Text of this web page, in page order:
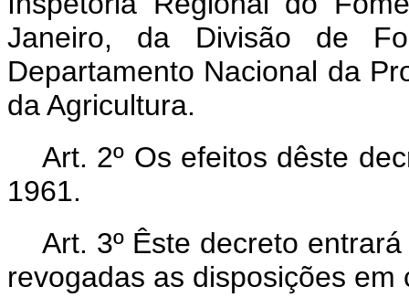
Janeiro, da Divisão de
Departamento Nacional da
da Agricultura.
Art. 2º Os efeitos dêste
1961.
Art. 3º Êste decreto
revogadas as disposições em